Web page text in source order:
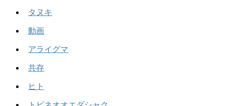
タヌキ
動画
アライグマ
共存
ヒト